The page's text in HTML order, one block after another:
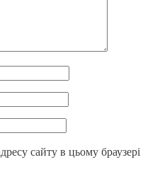
сайту в цьому браузері